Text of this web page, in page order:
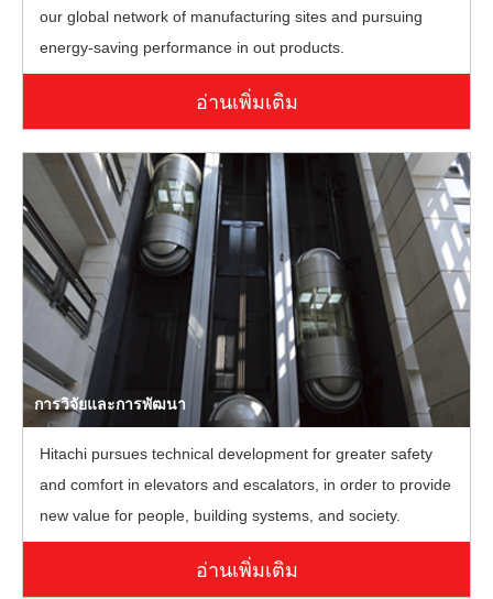
our global network of manufacturing sites and pursuing
energy-saving performance in out products.
อ่านเพิ่มเติม
การวิจัยและการพัฒนา
Hitachi pursues technical development for greater safety
and comfort in elevators and escalators, in order to provide
new value for people, building systems, and society.
อ่านเพิ่มเติม